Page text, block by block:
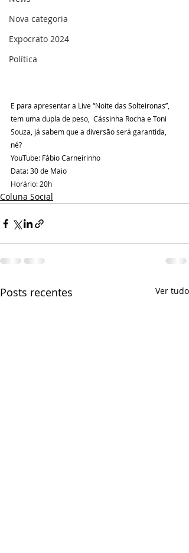
Nova categoria
Expocrato 2024
Política
E para apresentar a Live “Noite das Solteironas”,
tem uma dupla de peso,  Cássinha Rocha e Toni
Souza, já sabem que a diversão será garantida,
né?
YouTube: Fábio Carneirinho
Data: 30 de Maio
Horário: 20h
Coluna Social
Posts recentes Ver tudo